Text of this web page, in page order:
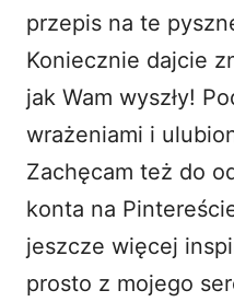
przepis na te
Koniecznie dajcie
jak Wam wyszły!
wrażeniami i
Zachęcam też do
konta na
jeszcze więcej
prosto z mojego